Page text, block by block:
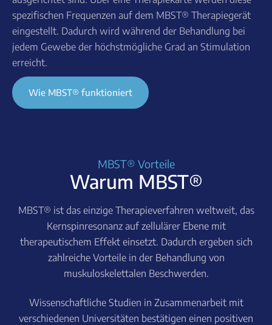
spezifischen Frequenzen auf dem MBST® Therapiegerät
eingestellt. Dadurch wird während der Behandlung bei
jedem Gewebe der höchstmögliche Grad an Stimulation
erreicht.
Wie MBST® funktioniert
MBST® Vorteile
Warum MBST®
MBST® ist das einzige Therapieverfahren weltweit, das
Kernspinresonanz auf zellulärer Ebene mit
therapeutischem Effekt einsetzt. Dadurch ergeben sich
zahlreiche Vorteile in der Behandlung von
muskuloskelettalen Beschwerden.
Wissenschaftliche Studien in Zusammenarbeit mit
verschiedenen Universitäten bestätigen einen positiven